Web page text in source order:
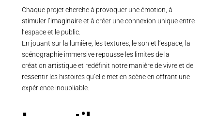
Chaque projet cherche à provoquer une émotion, à
stimuler l’imaginaire et à créer une connexion unique entre
l’espace et le public.
En jouant sur la lumière, les textures, le son et l’espace, la
scénographie immersive repousse les limites de la
création artistique et redéfinit notre manière de vivre et de
ressentir les histoires qu’elle met en scène en offrant une
expérience inoubliable.